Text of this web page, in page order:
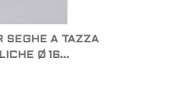
SEGHE A TAZZA
Ø 16...